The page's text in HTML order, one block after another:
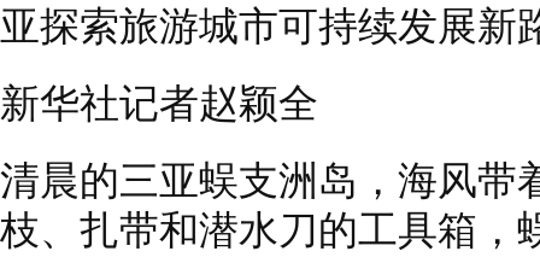
亚探索旅游城市可持续发展新
新华社记者赵颖全
清晨的三亚蜈支洲岛，海风带
枝、扎带和潜水刀的工具箱，